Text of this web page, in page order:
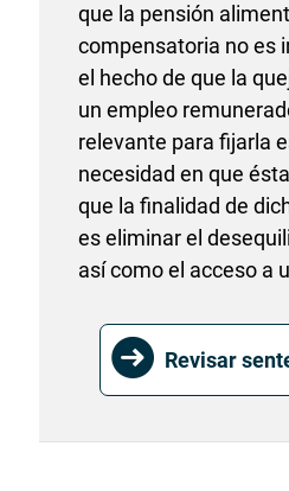
que la pensión
compensatoria no es
el hecho de que la
un empleo
relevante para fijarla
necesidad en que
que la finalidad de
es eliminar el
así como el acceso a
Revisar